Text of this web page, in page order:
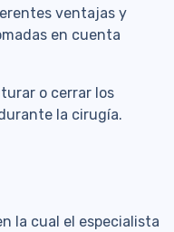
ventajas y
en cuenta
o cerrar los
la cirugía.
la cual el especialista